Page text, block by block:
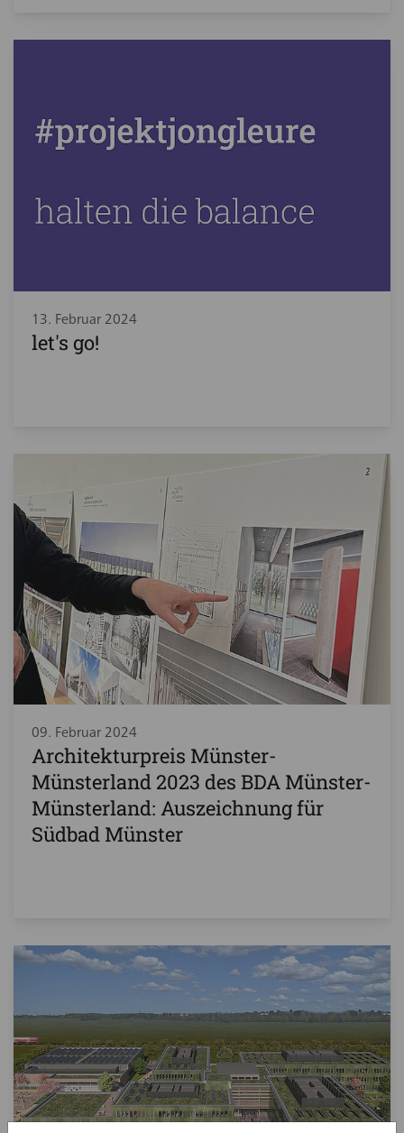
13. Februar 2024
let's go!
09. Februar 2024
Architekturpreis Münster-
Münsterland 2023 des BDA Münster-
Münsterland: Auszeichnung für
Südbad Münster